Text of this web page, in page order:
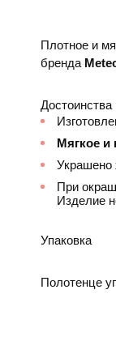
Плотное и
бренда
Мягкое и
Украшено
При
Изделие
Упаковка
Полотенце